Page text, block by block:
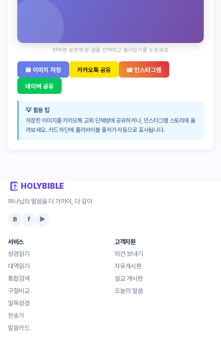
번역본·성경책·장·절을 선택하고 불러오기를 누르세요
💾 이미지 저장 카카오톡 공유
📸 인스타그램
네이버 공유
💡 활용 팁
저장한 이미지를 카카오톡 교회 단체방에 공유하거나, 인스타그램 스토리에 올
려보세요. 카드 하단에 홀리바이블 출처가 자동으로 표시됩니다.
HOLYBIBLE
하나님의 말씀을 더 가까이, 더 깊이
B f ▶
서비스
성경읽기
대역읽기
통합검색
구절비교
일독성경
찬송가
말씀카드
고객지원
의견 보내기
자유게시판
설교 게시판
오늘의 말씀